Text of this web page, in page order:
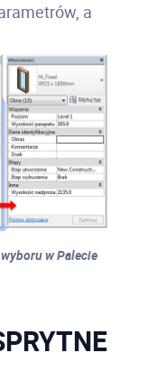
a
w Palecie